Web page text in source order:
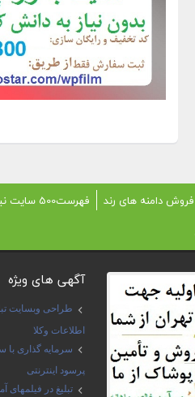
فروش دامنه های رند
فهرست500 سایت نیازمندی
آگهی های ویژه
طراحی وبسایت
اطلاعات وکلا
سرمایه گذاری با
پرسود اینترنتی
تبلیغ در